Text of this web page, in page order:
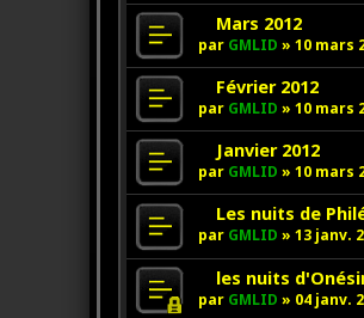
g
e
s
s
a
g
e
u
m
e
s
s
a
g
e
v
e
u
m
s
s
a
e
N
o
u
v
e
u
m
s
s
a
g
e
Mars 2012
par GMLID » 10 mars
N
o
u
v
e
u
m
s
s
a
Février 2012
par GMLID » 10 mars
N
o
u
v
e
u
m
e
Janvier 2012
par GMLID » 10 mars
N
o
v
e
Les nuits de
par GMLID » 13 janv.
N
o
les nuits
par GMLID » 04 janv.